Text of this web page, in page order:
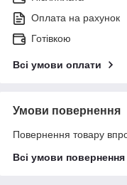
Оплата на рахунок
Готівкою
Всі умови оплати
Умови повернення
Повернення товару
Всі умови повернення